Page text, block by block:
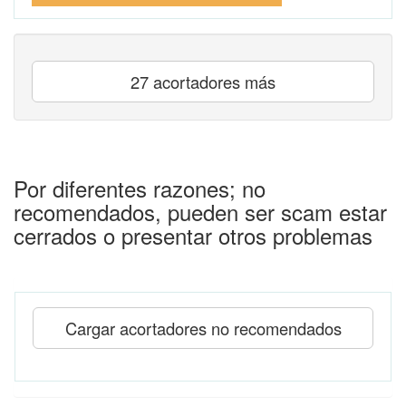
27 acortadores más
Por diferentes razones; no
recomendados, pueden ser scam estar
cerrados o presentar otros problemas
Cargar acortadores no recomendados